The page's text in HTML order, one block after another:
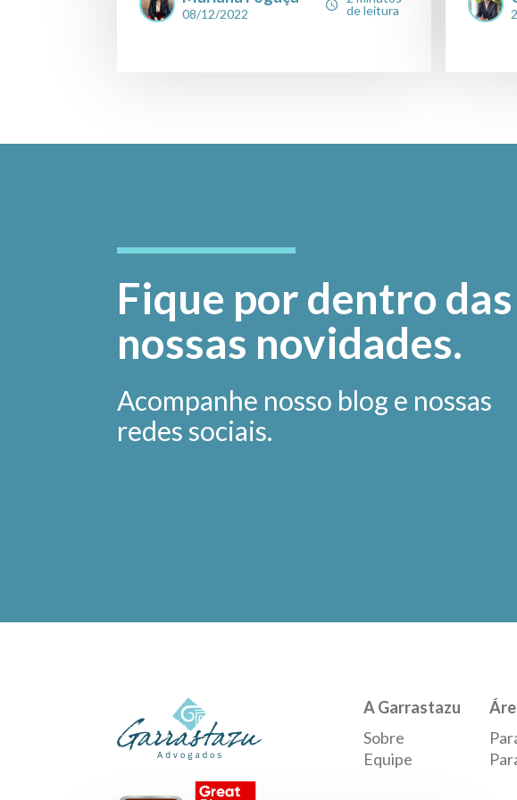
08/12/2022
de leitura
Fique por dentro das
nossas novidades.
Acompanhe nosso blog e nossas
redes sociais.
A Garrastazu
Sobre
Equipe